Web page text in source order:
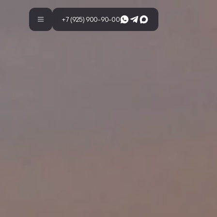
+7 (925) 900-90-00Whatsapp
Телеграм
Макс